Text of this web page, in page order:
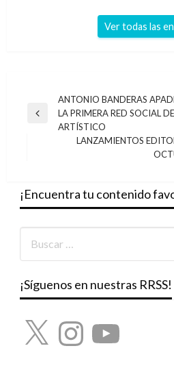
Ver todas las
Navegación
de
entradas
Entrada
anterior
ANTONIO BANDERAS
LA PRIMERA RED SOCIAL
ARTÍSTICO
LANZAMIENTOS
¡Encuentra tu contenido
¡Síguenos en nuestras RRSS!
X InstagramYouTube